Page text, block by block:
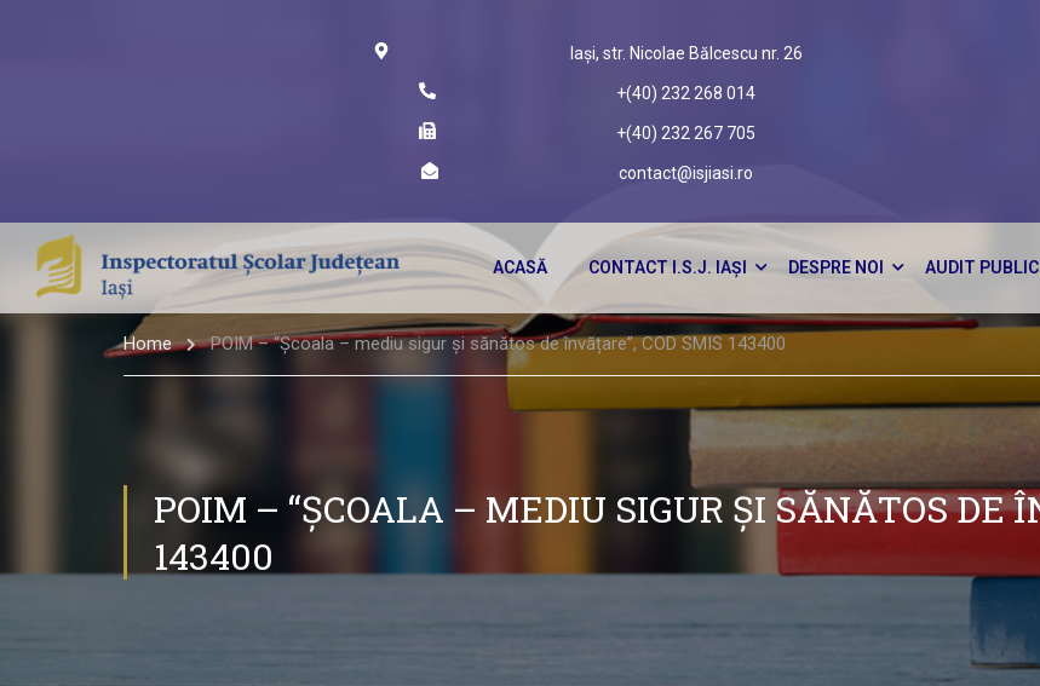
Iași, str. Nicolae Bălcescu nr. 26
+(40) 232 268 014
+(40) 232 267 705
contact@isjiasi.ro
ACASĂ CONTACT I.S.J. IAȘI DESPRE NOI AUDIT
Home POIM – “Școala – mediu sigur și sănătos de învățare”, COD SMIS 143400
POIM – “ȘCOALA – MEDIU SIGUR ȘI SĂNĂTOS DE
143400